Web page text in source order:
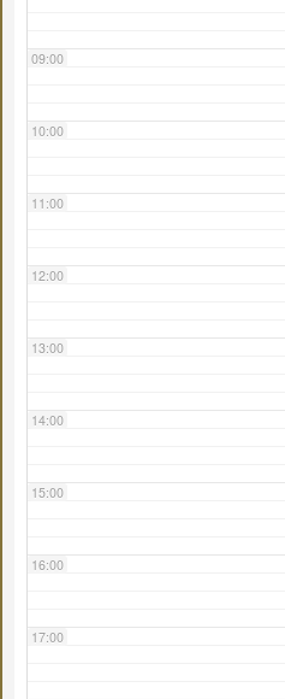
09:00
10:00
11:00
12:00
13:00
14:00
15:00
16:00
17:00